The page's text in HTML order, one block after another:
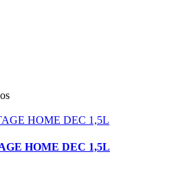
HOME DEC 1,5L